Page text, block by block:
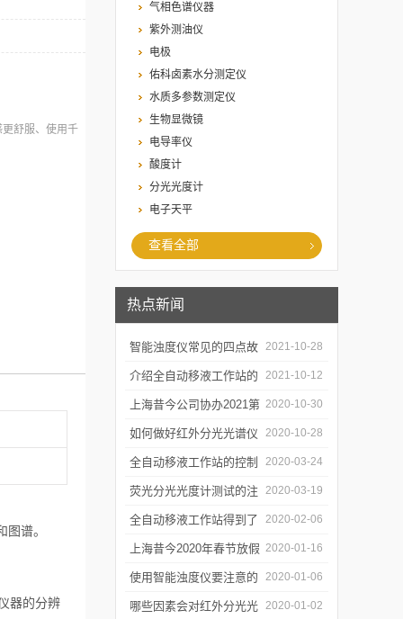
气相色谱仪器
紫外测油仪
电极
佑科卤素水分测定仪
水质多参数测定仪
生物显微镜
电导率仪
酸度计
分光光度计
电子天平
查看全部
热点新闻
智能浊度仪常见的四点故
障
2021-10-28
介绍全自动移液工作站的
三种移液方式
2021-10-12
上海昔今公司协办2021第
二届上海沪助科研圈发展
年会
2020-10-30
如何做好红外分光光谱仪
的防潮工作
2020-10-28
全自动移液工作站的控制
软件有哪些特点
2020-03-24
荧光分光光度计测试的注
意事项有哪些
2020-03-19
全自动移液工作站得到了
广泛的应用
2020-02-06
上海昔今2020年春节放假
通知
2020-01-16
使用智能浊度仪要注意的
几个要点
2020-01-06
哪些因素会对红外分光光 2020-01-02
舒服、使用千
谱。
器的分辨